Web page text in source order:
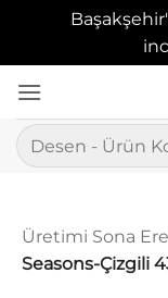
atla
Ara:
Üretimi Sona
Seasons-Çizgili